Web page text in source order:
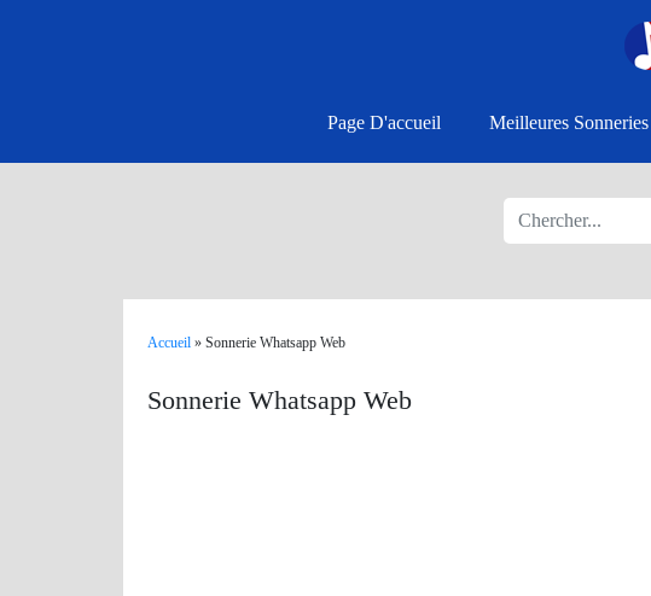
Page D'accueil Meilleures Sonneries
Accueil » Sonnerie Whatsapp Web
Sonnerie Whatsapp Web